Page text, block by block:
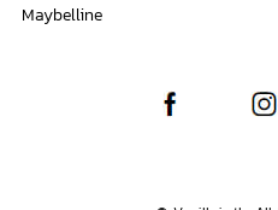
Maybelline